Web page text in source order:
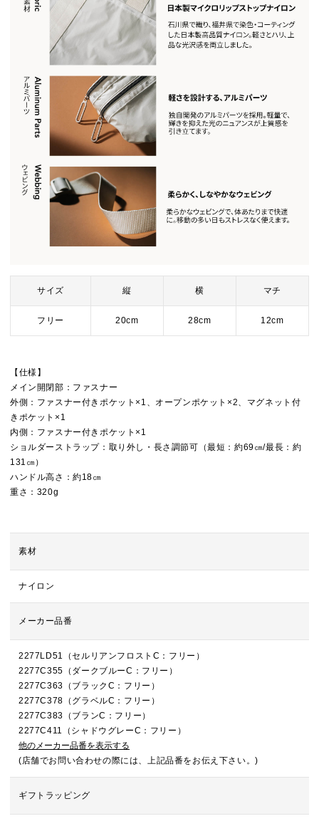
サイズ 縦 横 マチ
フリー 20cm 28cm 12cm
【仕様】
メイン開閉部：ファスナー
外側：ファスナー付きポケット×1、オープンポケット×2、マグネット付
きポケット×1
内側：ファスナー付きポケット×1
ショルダーストラップ：取り外し・長さ調節可（最短：約69㎝/最長：約
131㎝）
ハンドル高さ：約18㎝
重さ：320g
素材
ナイロン
メーカー品番
2277LD51（セルリアンフロストC：フリー）
2277C355（ダークブルーC：フリー）
2277C363（ブラックC：フリー）
2277C378（グラベルC：フリー）
2277C383（ブランC：フリー）
2277C411（シャドウグレーC：フリー）
他のメーカー品番を表示する
(店舗でお問い合わせの際には、上記品番をお伝え下さい。)
ギフトラッピング